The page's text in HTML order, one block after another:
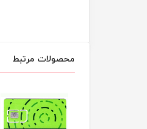
محصولات مرتبط